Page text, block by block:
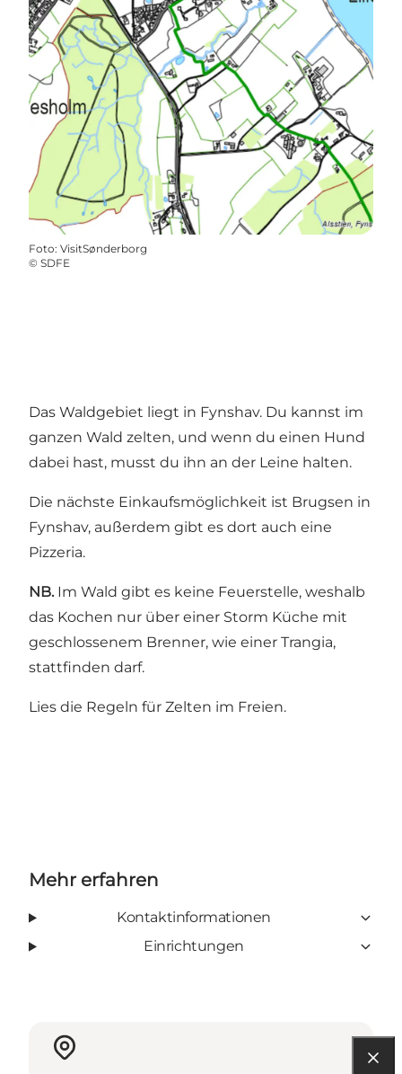
Foto: VisitSønderborg
© SDFE
Das Waldgebiet liegt in Fynshav. Du kannst im
ganzen Wald zelten, und wenn du einen Hund
dabei hast, musst du ihn an der Leine halten.
Die nächste Einkaufsmöglichkeit ist Brugsen in
Fynshav, außerdem gibt es dort auch eine
Pizzeria.
NB. Im Wald gibt es keine Feuerstelle, weshalb
das Kochen nur über einer Storm Küche mit
geschlossenem Brenner, wie einer Trangia,
stattfinden darf.
Lies die Regeln für Zelten im Freien.
Mehr erfahren
Kontaktinformationen
Einrichtungen